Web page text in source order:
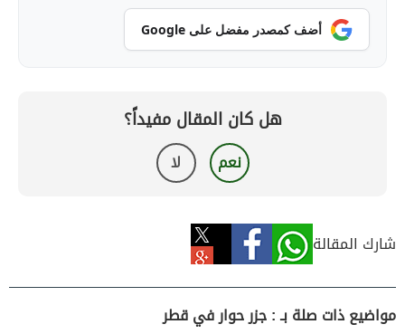
أضف كمصدر مفضل على Google
هل كان المقال مفيداً؟
نعم لا
شارك المقالة
مواضيع ذات صلة بـ : جزر حوار في قطر